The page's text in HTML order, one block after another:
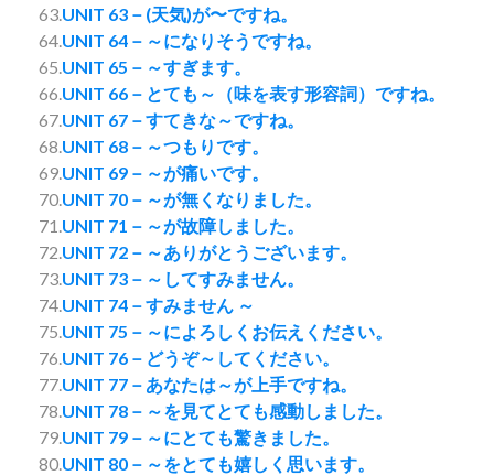
63.UNIT 63－(天気)が〜ですね。
64.UNIT 64－～になりそうですね。
65.UNIT 65－～すぎます。
66.UNIT 66－とても～（味を表す形容詞）ですね。
67.UNIT 67－すてきな～ですね。
68.UNIT 68－～つもりです。
69.UNIT 69－～が痛いです。
70.UNIT 70－～が無くなりました。
71.UNIT 71－～が故障しました。
72.UNIT 72－～ありがとうございます。
73.UNIT 73－～してすみません。
74.UNIT 74－すみません ～
75.UNIT 75－～によろしくお伝えください。
76.UNIT 76－どうぞ～してください。
77.UNIT 77－あなたは～が上手ですね。
78.UNIT 78－～を見てとても感動しました。
79.UNIT 79－～にとても驚きました。
80.UNIT 80－～をとても嬉しく思います。